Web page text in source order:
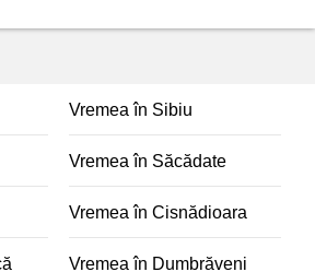
Vremea în Sibiu
Vremea în Săcădate
Vremea în Cisnădioara
Vremea în Dumbrăveni